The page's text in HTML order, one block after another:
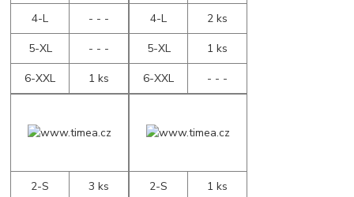
4-L
- - -
5-XL
- - -
6-XXL
1 ks
4-L
2 ks
5-XL
1 ks
6-XXL
- - -
2-S
3 ks
2-S
1 ks